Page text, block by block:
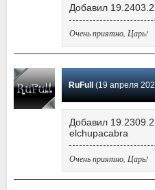
Добавил
Очень приятно, Царь!
RuFull (19 апреля 2024
Добавил
elchupacabra
Очень приятно, Царь!